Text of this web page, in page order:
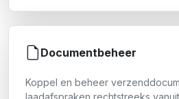
Documentbeheer
Koppel en beheer
laadafspraken rechtstreeks